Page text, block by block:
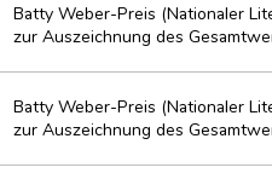
Batty Weber-Preis (Nationaler
zur Auszeichnung des
Batty Weber-Preis (Nationaler
zur Auszeichnung des